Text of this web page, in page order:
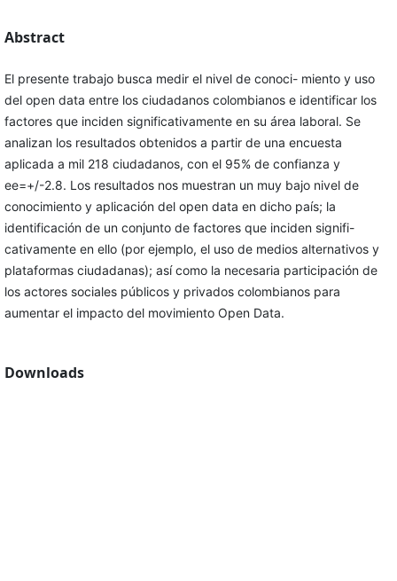
Abstract
El presente trabajo busca medir el nivel de conoci- miento y uso
del open data entre los ciudadanos colombianos e identificar los
factores que inciden significativamente en su área laboral. Se
analizan los resultados obtenidos a partir de una encuesta
aplicada a mil 218 ciudadanos, con el 95% de confianza y
ee=+/-2.8. Los resultados nos muestran un muy bajo nivel de
conocimiento y aplicación del open data en dicho país; la
identificación de un conjunto de factores que inciden signifi-
cativamente en ello (por ejemplo, el uso de medios alternativos y
plataformas ciudadanas); así como la necesaria participación de
los actores sociales públicos y privados colombianos para
aumentar el impacto del movimiento Open Data.
Downloads